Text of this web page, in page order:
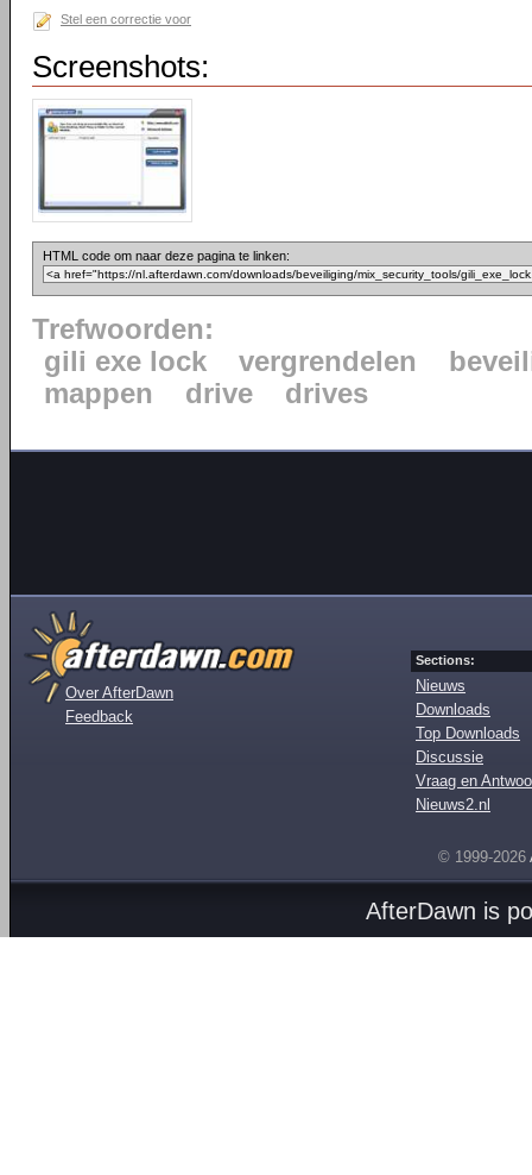
Stel een correctie voor
Screenshots:
HTML code om naar deze pagina te linken:
Trefwoorden:
gili exe lock
vergrendelen
mappen
drive drives
Over AfterDawn
Feedback
Sections:
Nieuws
Downloads
Top Downloads
Discussie
Vraag en
Nieuws2.nl
© 1999-2026
AfterDawn is